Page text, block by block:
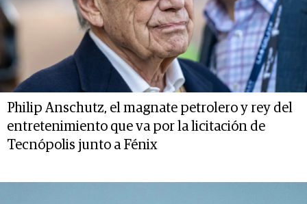
Philip Anschutz, el magnate petrolero y rey del
entretenimiento que va por la licitación de
Tecnópolis junto a Fénix